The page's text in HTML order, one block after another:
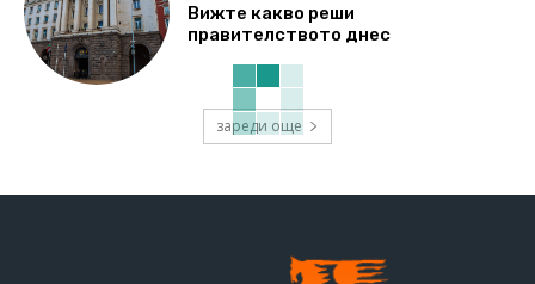
Вижте какво реши
правителството днес
зареди още